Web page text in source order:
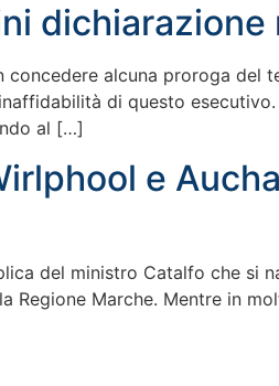
dichiarazione
alcuna proroga del
di questo
al […]
e
del ministro Catalfo che si
Regione Marche. Mentre in